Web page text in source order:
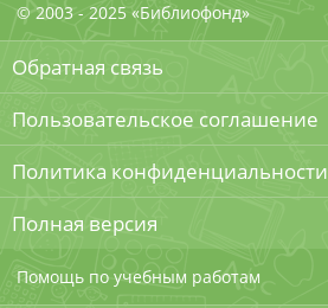
© 2003 - 2025 «Библиофонд»
Обратная связь
Пользовательское соглашение
Политика конфиденциальности
Полная версия
Помощь по учебным работам